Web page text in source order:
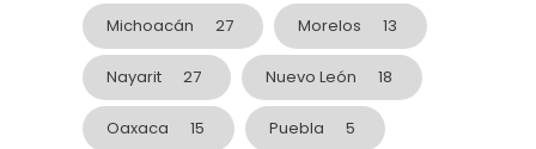
Michoacán 27 Morelos 13
Nayarit 27 Nuevo León 18
Oaxaca 15 Puebla 5